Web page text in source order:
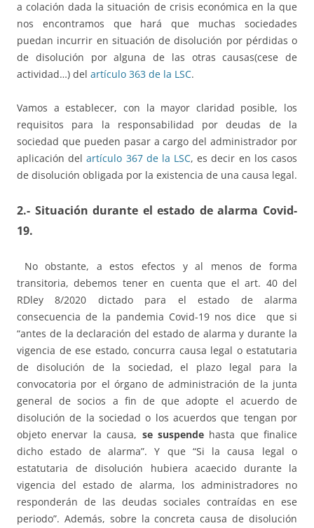
a colación dada la situación de crisis económica en la que
nos encontramos que hará que muchas sociedades
puedan incurrir en situación de disolución por pérdidas o
de disolución por alguna de las otras causas(cese de
actividad…) del artículo 363 de la LSC.
Vamos a establecer, con la mayor claridad posible, los
requisitos para la responsabilidad por deudas de la
sociedad que pueden pasar a cargo del administrador por
aplicación delartículo 367 de la LSC, es decir en los casos
de disolución obligada por la existencia de una causa legal.
2.- Situación durante el estado de alarma Covid-
19.
No obstante, a estos efectos y al menos de forma
transitoria, debemos tener en cuenta que el art. 40 del
RDley 8/2020 dictado para el estado de alarma
consecuencia de la pandemia Covid-19 nos dice que si
“antes de la declaración del estado de alarma y durante la
vigencia de ese estado, concurra causa legal o estatutaria
de disolución de la sociedad, el plazo legal para la
convocatoria por el órgano de administración de la junta
general de socios a fin de que adopte el acuerdo de
disolución de la sociedad o los acuerdos que tengan por
objeto enervar la causa, se suspendehasta que finalice
dicho estado de alarma”. Y que “Si la causa legal o
estatutaria de disolución hubiera acaecido durante la
vigencia del estado de alarma, los administradores no
responderán de las deudas sociales contraídas en ese
periodo”. Además, sobre la concreta causa de disolución